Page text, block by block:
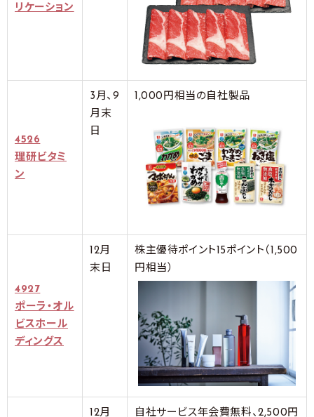
リケーション
4526
理研ビタミ
ン
3月、9
月末
日
1,000円相当の自社製品
4927
ポーラ・オル
ビスホール
ディングス
12月
末日
株主優待ポイント15ポイント（1,500
円相当）
12月
自社サービス年会費無料、2,500円